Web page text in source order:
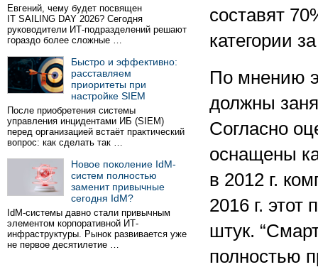
Евгений, чему будет посвящен
IT SAILING DAY 2026? Сегодня
руководители ИТ-подразделений решают
гораздо более сложные …
Быстро и эффективно:
расставляем
приоритеты при
настройке SIEM
После приобретения системы
управления инцидентами ИБ (SIEM)
перед организацией встаёт практический
вопрос: как сделать так …
Новое поколение IdM-
систем полностью
заменит привычные
сегодня IdM?
IdM-системы давно стали привычным
элементом корпоративной ИТ-
инфраструктуры. Рынок развивается уже
не первое десятилетие …
составят
категории
По мнению
должны
Согласно
оснащены
в 2012 г.
2016 г. этот
штук.
полностью